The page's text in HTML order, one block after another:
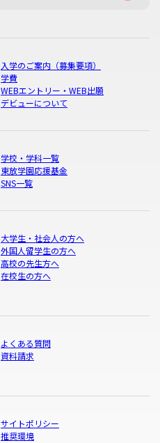
入学のご案内（募集要項）
学費
WEBエントリー・WEB出願
デビューについて
学校・学科一覧
東放学園応援基金
SNS一覧
大学生・社会人の方へ
外国人留学生の方へ
高校の先生方へ
在校生の方へ
よくある質問
資料請求
サイトポリシー
推奨環境